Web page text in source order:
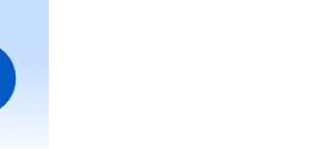
de cartes-cadeaux